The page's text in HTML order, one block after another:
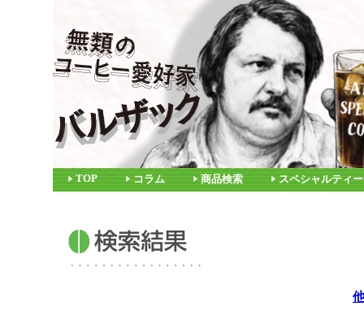
TOP コラム 商品検索 スペシャルティ